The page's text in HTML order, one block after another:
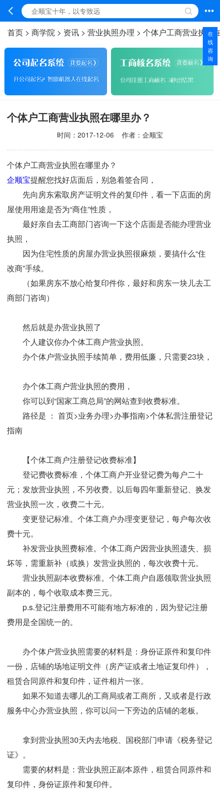
首页 > 商学院 > 资讯 > 营业执照办理 > 个体户工商营业执照
个体户工商营业执照在哪里办？
时间： 2017-12-06 作者：企顺宝
个体户工商营业执照在哪里办？
企顺宝提醒您找好店面后，别急着签合同，
先向房东索取房产证明文件的复印件，看一下店面的房
屋使用用途是否为“商住”性质，
最好亲自去工商部门咨询一下这个店面是否能办理营业
执照，
因为住宅性质的房屋办营业执照很麻烦，要搞什么“住
改商”手续。
（如果房东不放心给复印件你，最好和房东一块儿去工
商部门咨询）
然后就是办营业执照了
个人建议你办个体工商户营业执照。
办个体户营业执照手续简单，费用低廉，只需要23块，
办个体工商户营业执照的费用，
你可以到“国家工商总局”的网站查到收费标准。
路径是 ： 首页>业务办理>办事指南>个体私营注册登记
指南
【个体工商户注册登记收费标准】
登记费收费标准，个体工商户开业登记费为每户二十
元；发放营业执照，不另收费。以后每四年重新登记、换发
营业执照一次，收费二十元。
变更登记标准。个体工商户办理变更登记，每户每次收
费十元。
补发营业执照费标准。个体工商户因营业执照遗失、损
坏等，需重新补（或换）发营业执照的，每次收费十元。
营业执照副本收费标准。个体工商户自愿领取营业执照
副本的，每个收取成本费三元。
p.s.登记注册费用不可能有地方标准的，因为登记注册
费用是全国统一的。
办个体户营业执照需要的材料是：身份证原件和复印件
一份，店铺的场地证明文件（房产证或者土地证复印件），
租赁合同原件和复印件，证件相片一张。
如果不知道去哪儿的工商局或者工商所，又或者是行政
服务中心办营业执照，你可以问一下旁边的店铺的老板。
拿到营业执照30天内去地税、国税部门申请《税务登记
证》。
需要的材料是：营业执照正副本原件，租赁合同原件和
复印件，身份证原件和复印件。
在
线
咨
询